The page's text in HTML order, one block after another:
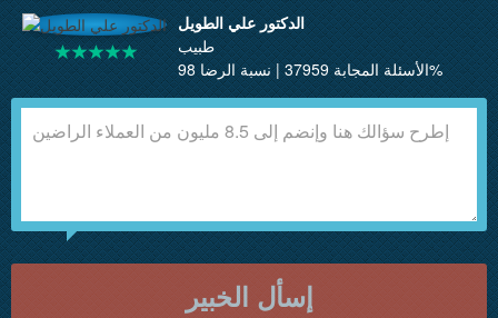
الدكتور علي الطويل
طبيب
الأسئلة المجابة 37959 | نسبة الرضا 98%
إسأل الخبير